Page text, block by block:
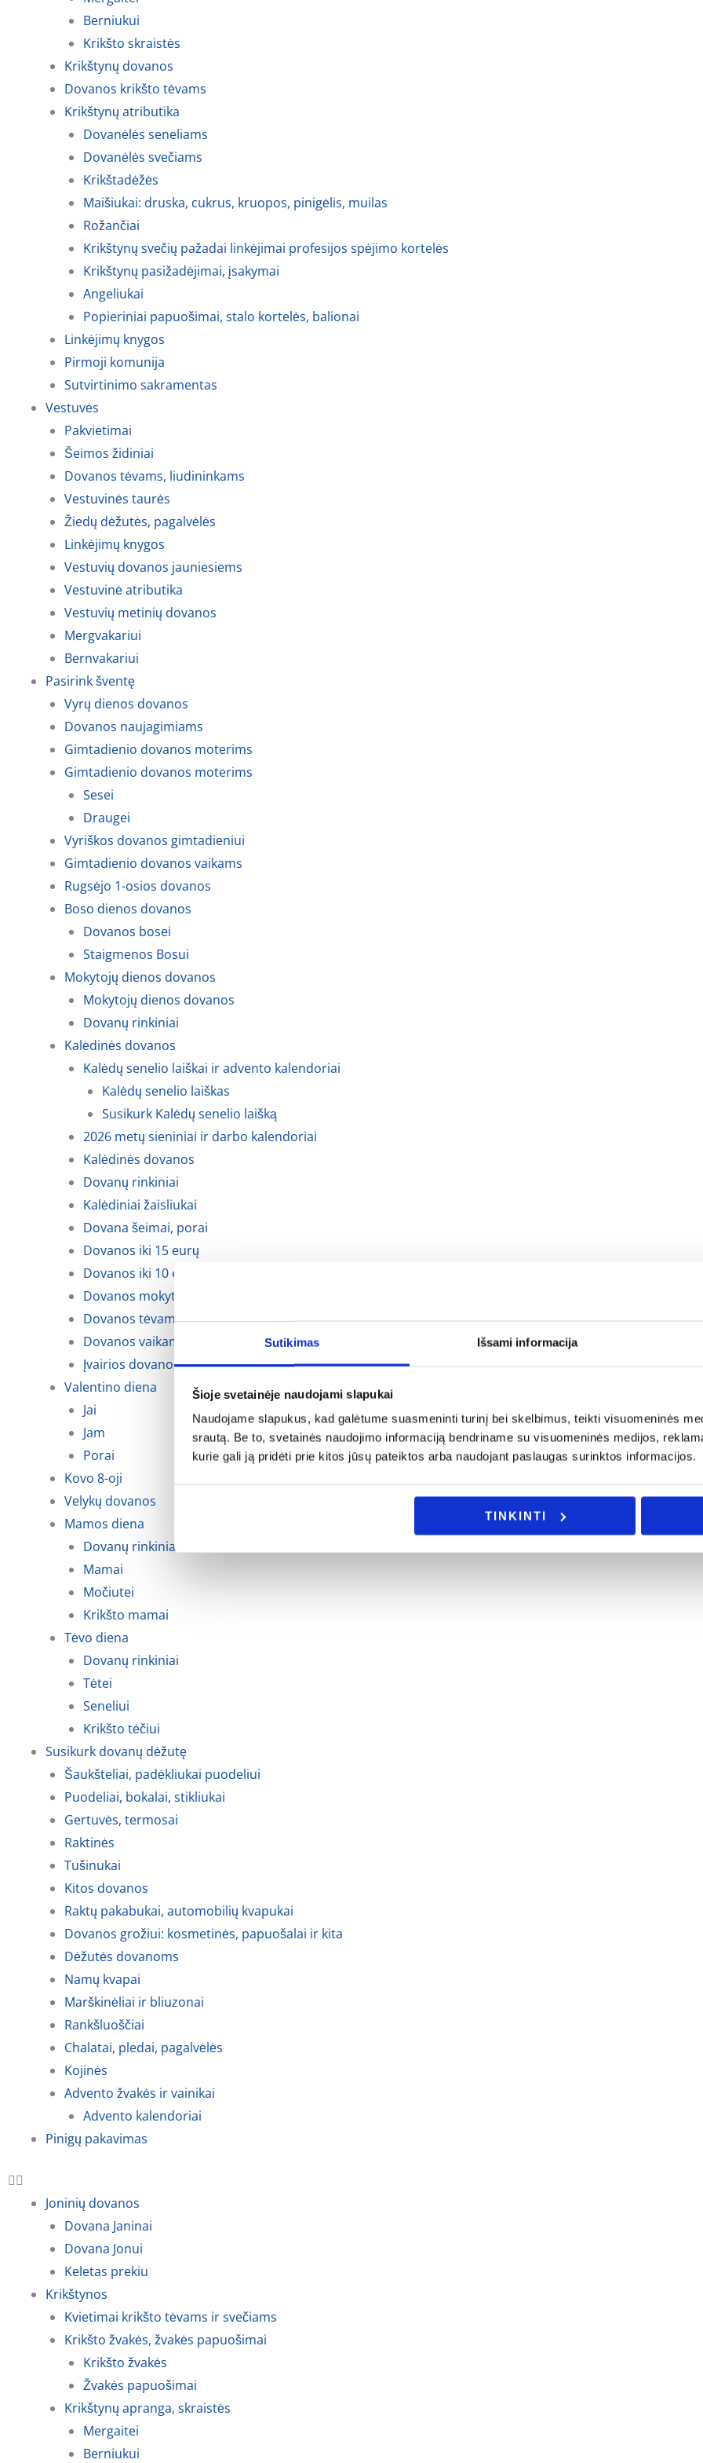
Sutikimas Išsami informacija
Šioje svetainėje naudojami slapukai
Naudojame slapukus, kad galėtume suasmeninti turinį bei skelbimus, teikti visuomeninės
srautą. Be to, svetainės naudojimo informaciją bendriname su visuomeninės medijos,
kurie gali ją pridėti prie kitos jūsų pateiktos arba naudojant paslaugas surinktos informacijos.
TINKINTI
Berniukui
Krikšto skraistės
Krikštynų dovanos
Dovanos krikšto tėvams
Krikštynų atributika
Dovanėlės seneliams
Dovanėlės svečiams
Krikštadėžės
Maišiukai: druska, cukrus, kruopos, pinigėlis, muilas
Rožančiai
Krikštynų svečių pažadai linkėjimai profesijos spėjimo kortelės
Krikštynų pasižadėjimai, įsakymai
Angeliukai
Popieriniai papuošimai, stalo kortelės, balionai
Linkėjimų knygos
Pirmoji komunija
Sutvirtinimo sakramentas
Vestuvės
Pakvietimai
Šeimos židiniai
Dovanos tėvams, liudininkams
Vestuvinės taurės
Žiedų dėžutės, pagalvėlės
Linkėjimų knygos
Vestuvių dovanos jauniesiems
Vestuvinė atributika
Vestuvių metinių dovanos
Mergvakariui
Bernvakariui
Pasirink šventę
Vyrų dienos dovanos
Dovanos naujagimiams
Gimtadienio dovanos moterims
Gimtadienio dovanos moterims
Sesei
Draugei
Vyriškos dovanos gimtadieniui
Gimtadienio dovanos vaikams
Rugsėjo 1-osios dovanos
Boso dienos dovanos
Dovanos bosei
Staigmenos Bosui
Mokytojų dienos dovanos
Mokytojų dienos dovanos
Dovanų rinkiniai
Kalėdinės dovanos
Kalėdų senelio laiškai ir advento kalendoriai
Kalėdų senelio laiškas
Susikurk Kalėdų senelio laišką
2026 metų sieniniai ir darbo kalendoriai
Kalėdinės dovanos
Dovanų rinkiniai
Kalėdiniai žaisliukai
Dovana šeimai, porai
Dovanos iki 15 eurų
Dovanos iki 10 eurų
Dovanos mokytojoms, auklėtojoms
Dovanos tėvams, krikšto tėvams ir seneliams
Dovanos vaikams
Įvairios dovanos kalėdoms
Valentino diena
Jai
Jam
Porai
Kovo 8-oji
Velykų dovanos
Mamos diena
Dovanų rinkiniai
Mamai
Močiutei
Krikšto mamai
Tėvo diena
Dovanų rinkiniai
Tėtei
Seneliui
Krikšto tėčiui
Susikurk dovanų dėžutę
Šaukšteliai, padėkliukai puodeliui
Puodeliai, bokalai, stikliukai
Gertuvės, termosai
Raktinės
Tušinukai
Kitos dovanos
Raktų pakabukai, automobilių kvapukai
Dovanos grožiui: kosmetinės, papuošalai ir kita
Dėžutės dovanoms
Namų kvapai
Marškinėliai ir bliuzonai
Rankšluoščiai
Chalatai, pledai, pagalvėlės
Kojinės
Advento žvakės ir vainikai
Advento kalendoriai
Pinigų pakavimas
Joninių dovanos
Dovana Janinai
Dovana Jonui
Keletas prekiu
Krikštynos
Kvietimai krikšto tėvams ir svečiams
Krikšto žvakės, žvakės papuošimai
Krikšto žvakės
Žvakės papuošimai
Krikštynų apranga, skraistės
Mergaitei
Berniukui